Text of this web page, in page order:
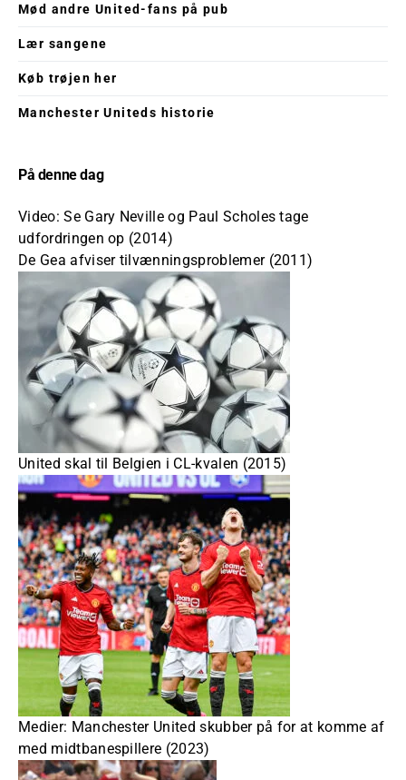
Mød andre United-fans på pub
Lær sangene
Køb trøjen her
Manchester Uniteds historie
På denne dag
Video: Se Gary Neville og Paul Scholes tage
udfordringen op (2014)
De Gea afviser tilvænningsproblemer (2011)
United skal til Belgien i CL-kvalen (2015)
Medier: Manchester United skubber på for at komme af
med midtbanespillere (2023)